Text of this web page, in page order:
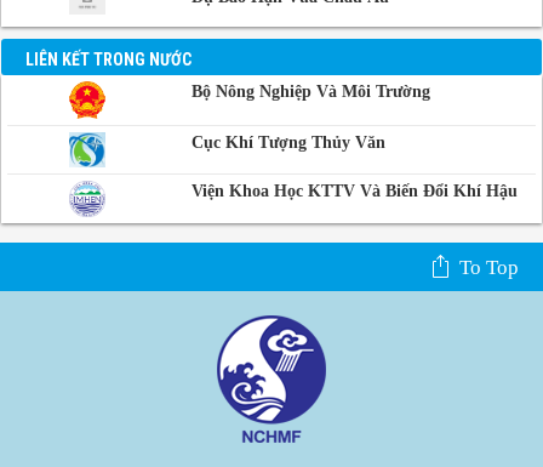
LIÊN KẾT TRONG NƯỚC
Bộ Nông Nghiệp Và Môi Trường
Cục Khí Tượng Thủy Văn
Viện Khoa Học KTTV Và Biến Đổi Khí Hậu
To Top